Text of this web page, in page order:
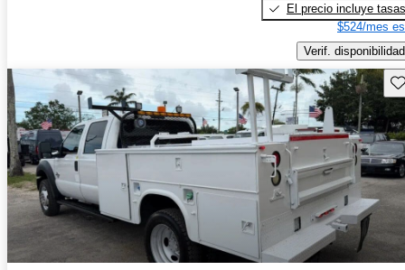
El precio incluye tasas
$524/mes
Verif. disponibilidad